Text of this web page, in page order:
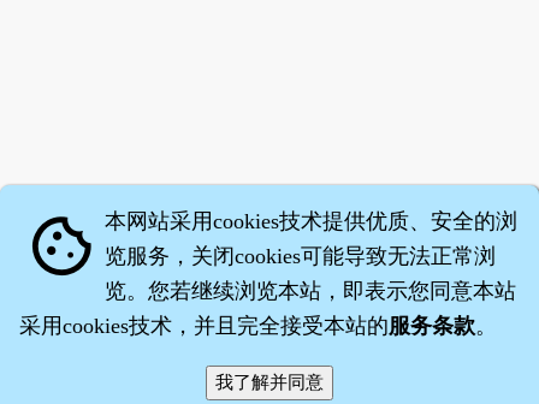
·沈药子©2008～2026
cookie 本网站采用cookies技术提供优质、安全的浏
览服务，关闭cookies可能导致无法正常浏
览。您若继续浏览本站，即表示您同意本站
采用cookies技术，并且完全接受本站的服务条款。